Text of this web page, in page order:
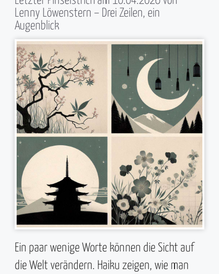
Lenny Löwenstern – Drei Zeilen, ein
Augenblick
Ein paar wenige Worte können die Sicht auf
die Welt verändern. Haiku zeigen, wie man